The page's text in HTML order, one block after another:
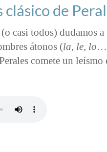
clásico de
casi todos) dudamos a
átonos (la, le, lo
comete un leísmo